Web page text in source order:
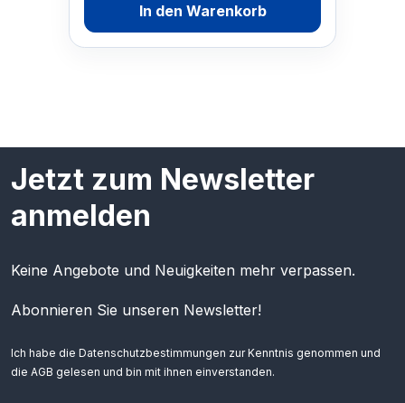
In den Warenkorb
Jetzt zum Newsletter
anmelden
Keine Angebote und Neuigkeiten mehr verpassen.
Abonnieren Sie unseren Newsletter!
Ich habe die Datenschutzbestimmungen zur Kenntnis genommen und
die AGB gelesen und bin mit ihnen einverstanden.